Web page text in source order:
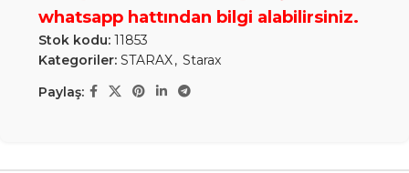
Stok kodu: 11853
Kategoriler: STARAX, Starax
Paylaş: